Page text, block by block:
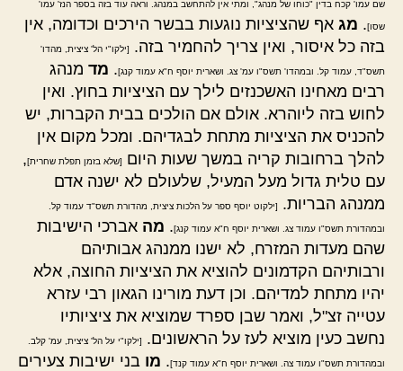
שם עמו' קכח בדין "כוחו של מנהג", ומתי אין להתחשב במנהג. וראה עוד בזה בספר הנז' עמו'
שסו]. מג אף שהציציות נוגעות בבשר הירכים וכדומה, אין
בזה כל איסור, ואין צריך להחמיר בזה.
[ילקו"י הל' ציצית, מהדו'
תשס"ד, עמוד קל. ובמהדו' תשס"ו עמ' צג. ושארית יוסף ח"א עמוד קנג]. מד מנהג
רבים מאחינו האשכנזים לילך עם הציציות בחוץ. ואין
לחוש בזה ליוהרא. אולם אם הולכים בבית הקברות, יש
להכניס את הציציות מתחת לבגדיהם. ומכל מקום אין
להלך ברחובות קריה במשך שעות היום
[שלא בזמן תפלת שחרית],
עם טלית גדול מעל המעיל, שלעולם לא ישנה אדם
ממנהג הבריות.
[ילקוט יוסף ספר על הלכות ציצית, מהדורת תשס"ד עמוד קל.
ובמהדורת תשס"ו עמוד צג. ושארית יוסף ח"א עמוד קנג]. מה אברכי הישיבות
שהם מעדות המזרח, לא ישנו ממנהג אבותיהם
ורבותיהם הקדמונים להוציא את הציציות החוצה, אלא
יהיו מתחת למדיהם. וכן דעת מורינו הגאון רבי עזרא
עטייה זצ"ל, ואמר שבן ספרד שמוציא את ציציותיו
נחשב כעין מוציא לעז על הראשונים.
[ילקו"י על הל' ציצית, עמ' קלב.
ובמהדורת תשס"ו עמוד צה. ושארית יוסף ח"א עמוד קנד]. מו בני ישיבות צעירים